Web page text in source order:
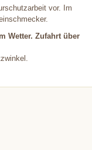
vor. Im
Wetter. Zufahrt über